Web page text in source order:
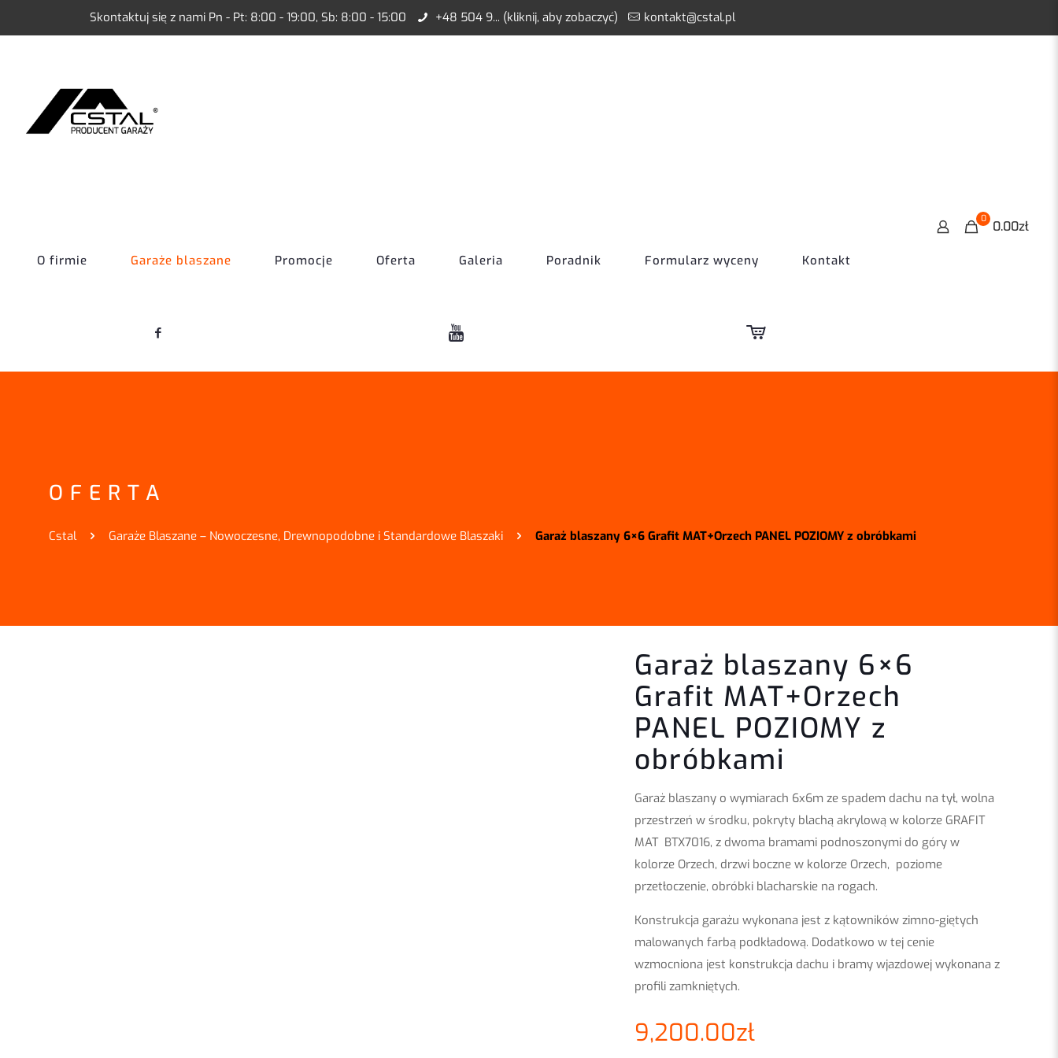
Skontaktuj się z nami Pn - Pt: 8:00 - 19:00, Sb: 8:00 - 15:00 +48 504 9... (kliknij, aby zobaczyć) kontakt@cstal.pl
O firmie Garaże blaszane Promocje Oferta Galeria Poradnik Formularz wyceny Kontakt
0 0.00zł
OFERTA
Cstal Garaże Blaszane – Nowoczesne, Drewnopodobne i Standardowe Blaszaki Garaż blaszany 6×6 Grafit MAT+Orzech PANEL POZIOMY z obróbkami
Garaż blaszany 6×6
Grafit MAT+Orzech
PANEL POZIOMY z
obróbkami
Garaż blaszany o wymiarach 6x6m ze spadem dachu na tył, wolna
przestrzeń w środku, pokryty blachą akrylową w kolorze GRAFIT
MAT BTX7016, z dwoma bramami podnoszonymi do góry w
kolorze Orzech, drzwi boczne w kolorze Orzech, poziome
przetłoczenie, obróbki blacharskie na rogach.
Konstrukcja garażu wykonana jest z kątowników zimno-giętych
malowanych farbą podkładową. Dodatkowo w tej cenie
wzmocniona jest konstrukcja dachu i bramy wjazdowej wykonana z
profili zamkniętych.
9,200.00zł